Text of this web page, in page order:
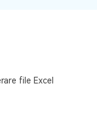
file Excel